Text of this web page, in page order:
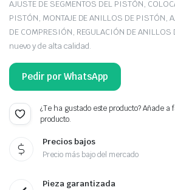
AJUSTE DE SEGMENTOS DEL PISTÓN,
PISTÓN, MONTAJE DE ANILLOS DE PISTÓN,
DE COMPRESIÓN, REGULACIÓN DE
nuevo y de alta calidad.
Pedir por WhatsApp
¿Te ha gustado este producto? Añade a
producto.
Precios bajos
Precio más bajo del mercado
Pieza garantizada